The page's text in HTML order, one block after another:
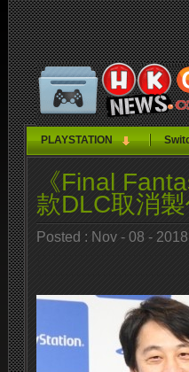
PLAYSTATION
《Final
款DLC取消
Posted : Nov - 08 -